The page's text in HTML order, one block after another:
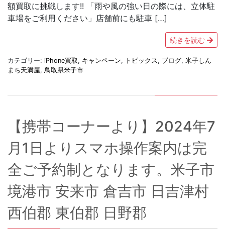
額買取に挑戦します!! 「雨や風の強い日の際には、立体駐
車場をご利用ください」店舗前にも駐車 […]
続きを読む
カテゴリー: iPhone買取, キャンペーン, トピックス, ブログ, 米子しん
まち天満屋, 鳥取県米子市
【携帯コーナーより】2024年7
月1日よりスマホ操作案内は完
全ご予約制となります。米子市
境港市 安来市 倉吉市 日吉津村
西伯郡 東伯郡 日野郡